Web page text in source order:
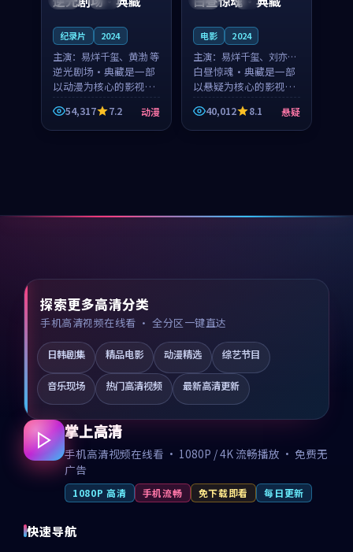
纪录片 2024
主演： 易烊千玺、黄渤 等
逆光剧场·典藏是一部
以动漫为核心的影视作
品，围绕危机、反转与
人物成长展开，整体节
奏紧凑，值得推荐观
54,317 7.2 动漫
电影 2024
主演： 易烊千玺、刘亦菲
等
白昼惊魂·典藏是一部
以悬疑为核心的影视作
品，围绕危机、反转与
人物成长展开，整体节
奏紧凑，值得推荐观
40,012 8.1 悬疑
探索更多高清分类
手机高清视频在线看 · 全分区一键直达
日韩剧集 精品电影 动漫精选 综艺节目
音乐现场 热门高清视频 最新高清更新
掌上高清
手机高清视频在线看 · 1080P / 4K 流畅播放 · 免费无
广告
1080P 高清 手机流畅 免下载即看 每日更新
快速导航